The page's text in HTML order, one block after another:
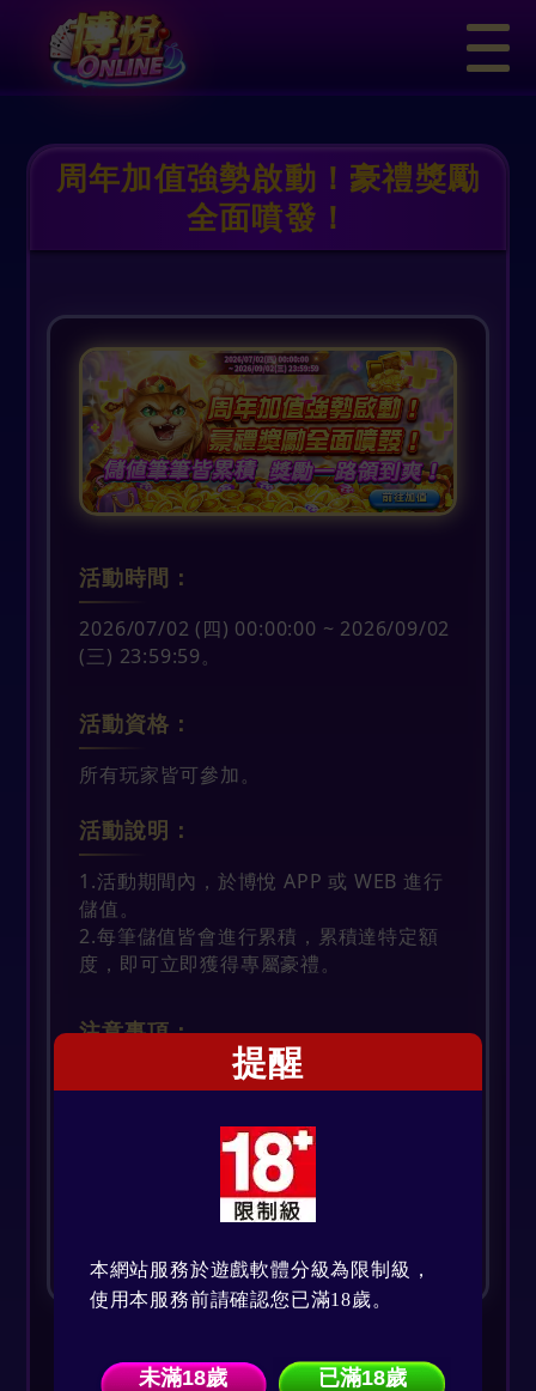
博悅
v26.08.07.02
GameVer:009
周年加值強勢啟動！豪禮獎勵
全面噴發！
活動時間：
2026/07/02 (四) 00:00:00 ~ 2026/09/02
(三) 23:59:59。
活動資格：
所有玩家皆可參加。
活動說明：
1.活動期間內，於博悅 APP 或 WEB 進行
儲值。
2.每筆儲值皆會進行累積，累積達特定額
度，即可立即獲得專屬豪禮。
注意事項：
完成領取，逾時將無法補領。
本公司擁有對活動內容與規則
之最終解釋權。
提醒
本網站服務於遊戲軟體分級為限制級，
使用本服務前請確認您已滿18歲。
未滿18歲 已滿18歲